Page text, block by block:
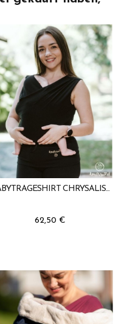
CHRYSALIS...
62,50 €